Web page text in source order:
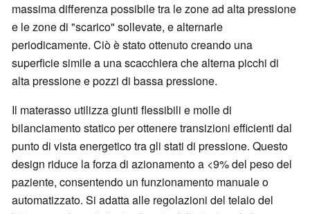
massima differenza possibile tra le zone ad alta pressione
e le zone di "scarico" sollevate, e alternarle
periodicamente. Ciò è stato ottenuto creando una
superficie simile a una scacchiera che alterna picchi di
alta pressione e pozzi di bassa pressione.
Il materasso utilizza giunti flessibili e molle di
bilanciamento statico per ottenere transizioni efficienti dal
punto di vista energetico tra gli stati di pressione. Questo
design riduce la forza di azionamento a <9% del peso del
paziente, consentendo un funzionamento manuale o
automatizzato. Si adatta alle regolazioni del telaio del